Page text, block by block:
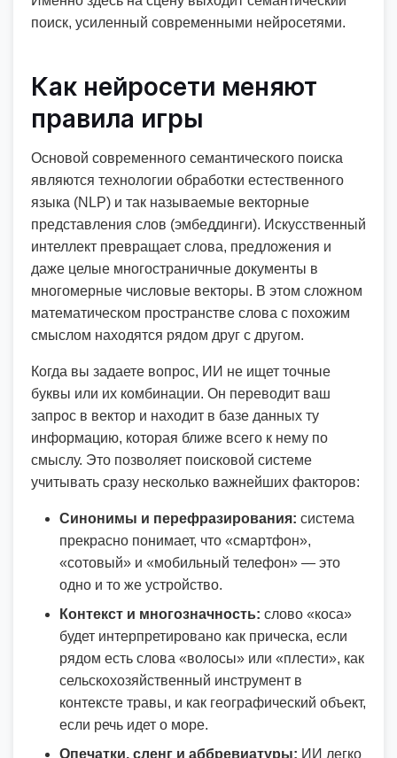
поиск, усиленный современными нейросетями.
Как нейросети меняют
правила игры
Основой современного семантического поиска
являются технологии обработки естественного
языка (NLP) и так называемые векторные
представления слов (эмбеддинги). Искусственный
интеллект превращает слова, предложения и
даже целые многостраничные документы в
многомерные числовые векторы. В этом сложном
математическом пространстве слова с похожим
смыслом находятся рядом друг с другом.
Когда вы задаете вопрос, ИИ не ищет точные
буквы или их комбинации. Он переводит ваш
запрос в вектор и находит в базе данных ту
информацию, которая ближе всего к нему по
смыслу. Это позволяет поисковой системе
учитывать сразу несколько важнейших факторов:
Синонимы и перефразирования: система
прекрасно понимает, что «смартфон»,
«сотовый» и «мобильный телефон» — это
одно и то же устройство.
Контекст и многозначность: слово «коса»
будет интерпретировано как прическа, если
рядом есть слова «волосы» или «плести», как
сельскохозяйственный инструмент в
контексте травы, и как географический объект,
если речь идет о море.
Опечатки, сленг и аббревиатуры: ИИ легко